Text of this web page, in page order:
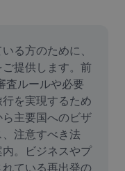
る方のために、
提供します。前
査ルールや必要
を実現するため
主要国へのビザ
注意すべき法
。ビジネスやプ
ている再出発の